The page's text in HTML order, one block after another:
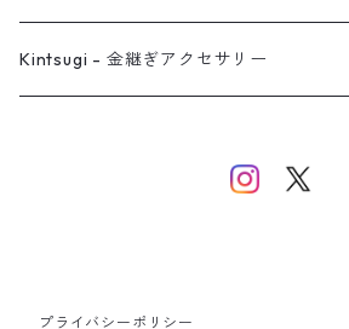
バングル
イヤーカフ
ネックレス
ネックレス
リング
Kintsugi - 金継ぎアクセサリー
プライバシーポリシー